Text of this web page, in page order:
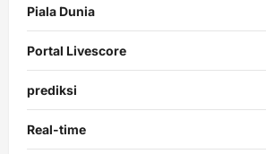
Piala Dunia
Portal Livescore
prediksi
Real-time